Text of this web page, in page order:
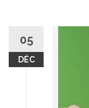
05
DÉC